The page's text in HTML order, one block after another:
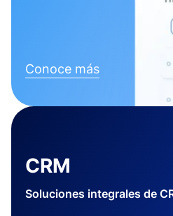
Conoce más
CRM
Soluciones integrales de